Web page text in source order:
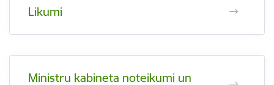
Likumi
Ministru kabineta noteikumi un